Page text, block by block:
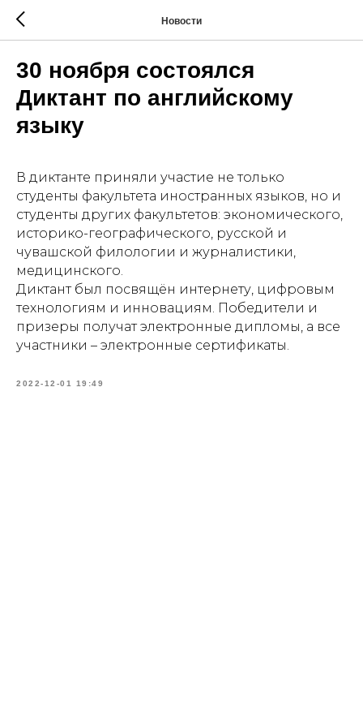
Новости
30 ноября состоялся
Диктант по английскому
языку
В диктанте приняли участие не только
студенты факультета иностранных языков, но и
студенты других факультетов: экономического,
историко-географического, русской и
чувашской филологии и журналистики,
медицинского.
Диктант был посвящён интернету, цифровым
технологиям и инновациям. Победители и
призеры получат электронные дипломы, а все
участники – электронные сертификаты.
2022-12-01 19:49